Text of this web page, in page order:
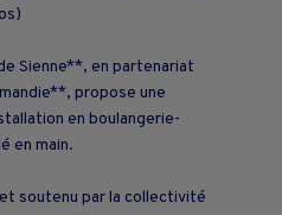
Sienne**, en partenariat
propose une
en boulangerie-
en main.
soutenu par la collectivité